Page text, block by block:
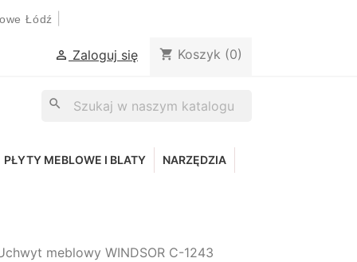
Łódź
 Zaloguj się shopping_cart Koszyk (0)
search
PŁYTY MEBLOWE I BLATY
NARZĘDZIA
meblowy WINDSOR C-1243